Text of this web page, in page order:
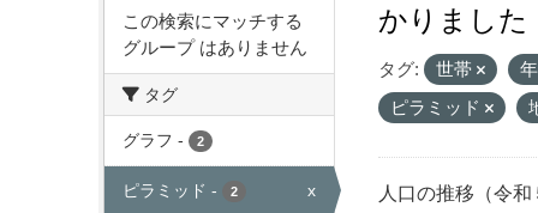
この検索にマッチする
グループ はありません
タグ
グラフ - 2
ピラミッド - 2 x
かりました
タグ: 世帯
ピラミッド
人口の推移（令和